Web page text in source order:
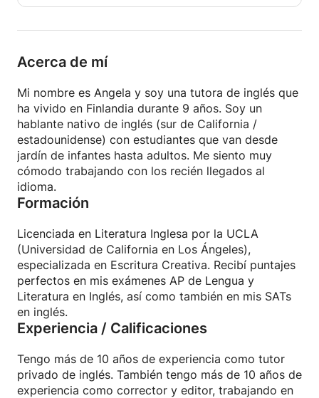
Además de ser un hablante nativo, me han dicho
con frecuencia que soy muy fácil de entender,
deba a que tengo el mismo acento (sur de
medios estadounidenses.
Estoy disponible a través de Skype / Google Meet
durante los horarios que figuran en mi agenda.
Acerca de mí
Mi nombre es Angela y soy una tutora de inglés que
ha vivido en Finlandia durante 9 años. Soy un
hablante nativo de inglés (sur de California /
estadounidense) con estudiantes que van desde
jardín de infantes hasta adultos. Me siento muy
cómodo trabajando con los recién llegados al
idioma.
Formación
Licenciada en Literatura Inglesa por la UCLA
(Universidad de California en Los Ángeles),
especializada en Escritura Creativa. Recibí puntajes
perfectos en mis exámenes AP de Lengua y
Literatura en Inglés, así como también en mis SATs
en inglés.
Experiencia / Calificaciones
Tengo más de 10 años de experiencia como tutor
privado de inglés. También tengo más de 10 años de
experiencia como corrector y editor, trabajando en